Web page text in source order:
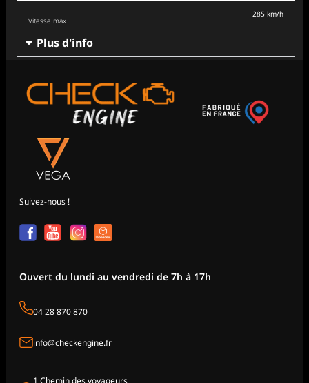
Vitesse max
285 km/h
Plus d'info
Suivez-nous !
Ouvert du lundi au vendredi de 7h à 17h
04 28 870 870
info@checkengine.fr
1 Chemin des voyageurs